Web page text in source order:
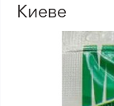
Киеве